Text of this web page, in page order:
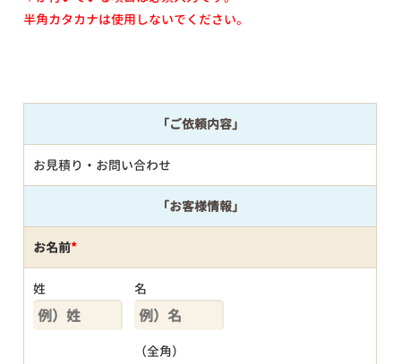
半角カタカナは使用しないでください。
「ご依頼内容」
お見積り・お問い合わせ
「お客様情報」
お名前*
姓 名
（全角）